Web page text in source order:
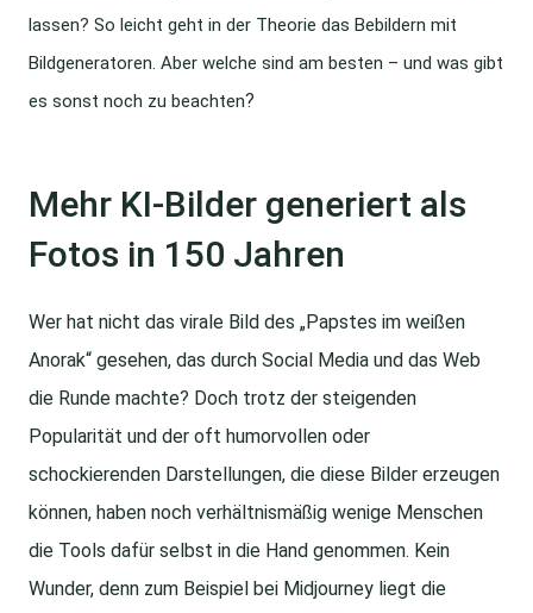
lassen? So leicht geht in der Theorie das Bebildern mit
Bildgeneratoren. Aber welche sind am besten – und was gibt
es sonst noch zu beachten?
Mehr KI-Bilder generiert als
Fotos in 150 Jahren
Wer hat nicht das virale Bild des „Papstes im weißen
Anorak“ gesehen, das durch Social Media und das Web
die Runde machte? Doch trotz der steigenden
Popularität und der oft humorvollen oder
schockierenden Darstellungen, die diese Bilder erzeugen
können, haben noch verhältnismäßig wenige Menschen
die Tools dafür selbst in die Hand genommen. Kein
Wunder, denn zum Beispiel bei Midjourney liegt die